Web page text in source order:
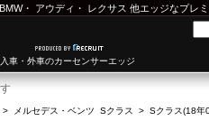
BMW・ アウディ ・ レクサス 他エッジなプレ
車・外車のカーセンサーエッジ
> メルセデス・ベンツ Sクラス > Sクラス(18年